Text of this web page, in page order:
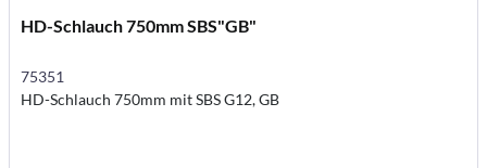
HD-Schlauch 750mm SBS"GB"
75351
HD-Schlauch 750mm mit SBS G12, GB